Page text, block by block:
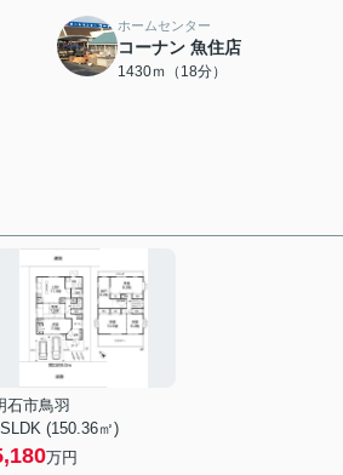
ホームセンター
コーナン 魚住店
1430ｍ（18分）
石市鳥羽
(150.36㎡)
万円